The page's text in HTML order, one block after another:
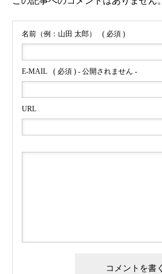
名前（例：山田 太郎） ( 必須 )
E-MAIL ( 必須 ) - 公開されません -
URL